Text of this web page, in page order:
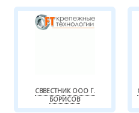
СВВЕСТНИК ООО Г.
БОРИСОВ